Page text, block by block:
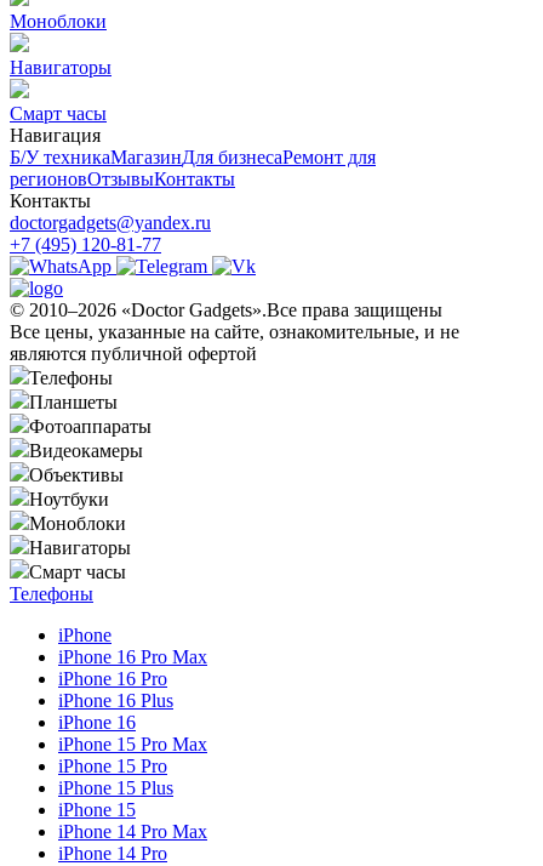
Моноблоки
Навигаторы
Смарт часы
Навигация
Б/У техникaМагазинДля бизнесаРемонт для
регионовОтзывыКонтакты
Контакты
doctorgadgets@yandex.ru
+7 (495) 120-81-77
© 2010–2026 «Doctor Gadgets».Все права защищены
Все цены, указанные на сайте, ознакомительные, и не
являются публичной офертой
Телефоны
Планшеты
Фотоаппараты
Видеокамеры
Объективы
Ноутбуки
Моноблоки
Навигаторы
Смарт часы
Телефоны
iPhone
iPhone 16 Pro Max
iPhone 16 Pro
iPhone 16 Plus
iPhone 16
iPhone 15 Pro Max
iPhone 15 Pro
iPhone 15 Plus
iPhone 15
iPhone 14 Pro Max
iPhone 14 Pro